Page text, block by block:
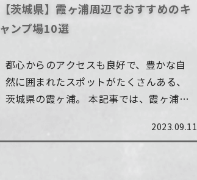
【茨城県】霞ヶ浦周辺でおすすめのキ
ャンプ場10選
都心からのアクセスも良好で、豊かな自
然に囲まれたスポットがたくさんある、
茨城県の霞ヶ浦。 本記事では、霞ヶ浦周
めのキャンプ場をいくつかご紹介しま
2023.09.11